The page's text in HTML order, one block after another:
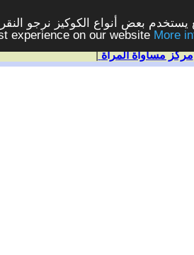
بعض أنواع الكوكيز نرجو
experience on our website
| مركز مساواة المرأة